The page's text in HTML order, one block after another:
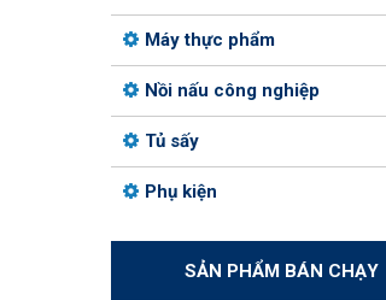
Máy thực phẩm
Nồi nấu công nghiệp
Tủ sấy
Phụ kiện
SẢN PHẨM BÁN CHẠY